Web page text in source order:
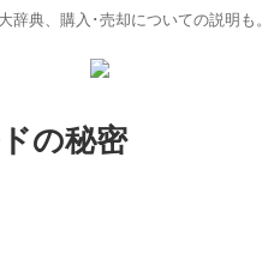
辞典、購入･売却についての説明も。
の秘密